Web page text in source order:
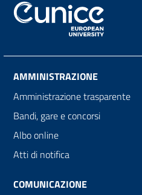
AMMINISTRAZIONE
Amministrazione trasparente
Bandi, gare e concorsi
Albo online
Atti di notifica
COMUNICAZIONE